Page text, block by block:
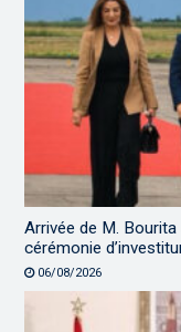
Arrivée de M.
cérémonie
06/08/2026